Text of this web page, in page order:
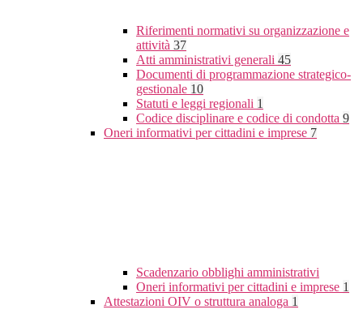
Riferimenti normativi su organizzazione e
attività 37
Atti amministrativi generali 45
Documenti di programmazione strategico-
gestionale 10
Statuti e leggi regionali 1
Codice disciplinare e codice di condotta 9
Oneri informativi per cittadini e imprese 7
Scadenzario obblighi amministrativi
Oneri informativi per cittadini e imprese 1
Attestazioni OIV o struttura analoga 1